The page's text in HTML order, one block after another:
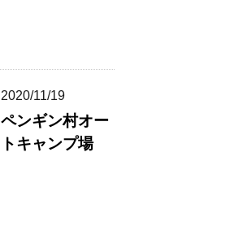
2020/11/19
ペンギン村オー
トキャンプ場